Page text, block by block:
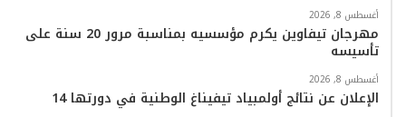
أغسطس 8, 2026
مهرجان تيفاوين يكرم مؤسسيه بمناسبة مرور 20 سنة على
تأسيسه
أغسطس 8, 2026
الإعلان عن نتائج أولمبياد تيفيناغ الوطنية في دورتها 14